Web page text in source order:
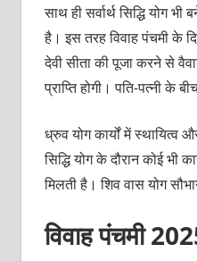
साथ ही सर्वार्थ सिद्धि योग
है। इस तरह विवाह पंचमी के
देवी सीता की पूजा करने से
प्राप्‍ति होगी। पति-पत्‍नी के
ध्रुव योग कार्यों में स्‍थायित्‍व
सिद्धि योग के दौरान कोई
मिलती है। शिव वास योग
विवाह पंचमी